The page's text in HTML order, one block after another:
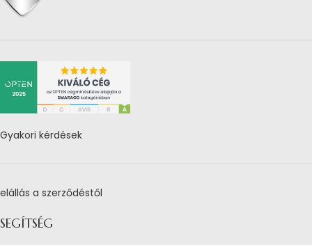
Gyakori kérdések
elállás a szerződéstől
SEGÍTSÉG